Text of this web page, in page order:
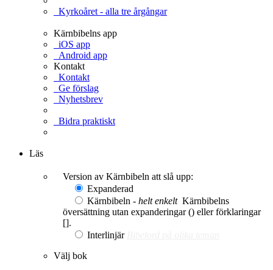
Kyrkoåret - alla tre årgångar
Kärnbibelns app
iOS app
Android app
Kontakt
Kontakt
Ge förslag
Nyhetsbrev
Bidra praktiskt
Läs
Version av Kärnbibeln att slå upp:
Expanderad
Kärnbibeln - helt enkelt Kärnbibelns
översättning utan expanderingar () eller förklaringar
[].
Interlinjär
Välj bok